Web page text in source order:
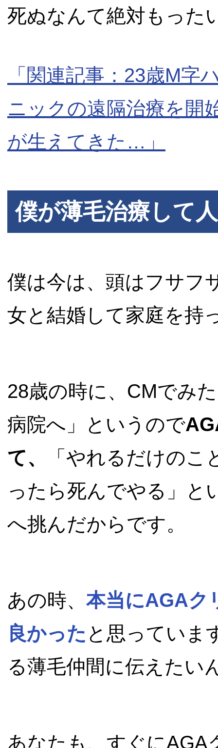
死ぬなんて絶対もった
「関連記事：23歳M字
ニックの遠隔治療を開
が生えてきた…」
僕が薄毛治療して
僕は今は、頭はフサフ
女と結婚して家庭を持
28歳の時に、CMでみ
病院へ」というので
て、
「やれるだけの
ったら死んでやる」と
へ挑んだからです。
あの時、 本当にAGAク
良かった と思っていま
る薄毛仲間に伝えたい
あなたも、すぐにAGA